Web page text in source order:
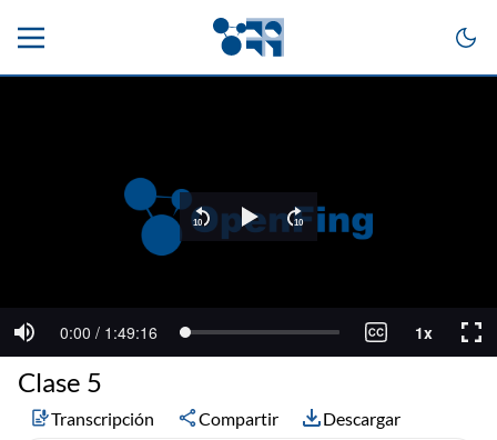
Clase 5
Transcripción Compartir Descargar